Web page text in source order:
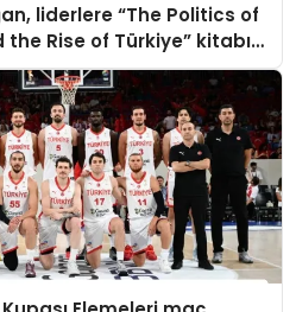
liderlere “The Politics of
Rise of Türkiye” kitabını